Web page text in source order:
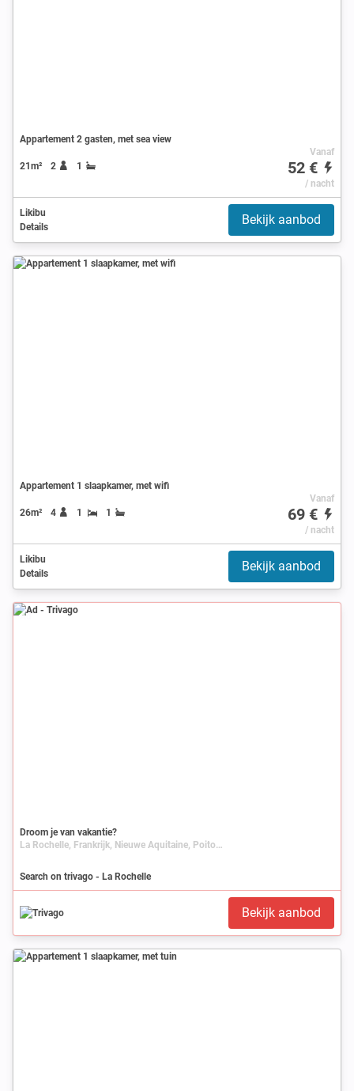
Appartement 2 gasten, met sea view
21m² 2 1
Vanaf
52 €
/ nacht
Likibu
Details
Bekijk aanbod
Appartement 1 slaapkamer, met wifi
26m² 4 1 1
Vanaf
69 €
/ nacht
Likibu
Details
Bekijk aanbod
Ad
Droom je van vakantie?
La Rochelle, Frankrijk, Nieuwe Aquitaine, Poitou-Charentes, Charente-Maritime
Search on trivago - La Rochelle
Bekijk aanbod